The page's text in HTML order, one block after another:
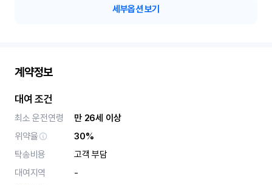
세부옵션 보기
계약정보
대여 조건
최소 운전연령
만 26세 이상
위약율
30%
탁송비용
고객 부담
대여지역
-